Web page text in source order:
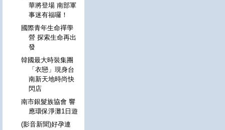
華將登場 南部軍
事迷有福囉！
國際青年生命禪學
營 探索生命再出
發
韓國最大時裝集團
「衣戀」現身台
南新天地時尚快
閃店
南市銀髮族協會 響
應環保淨灘1日遊
(影音新聞)好孕連